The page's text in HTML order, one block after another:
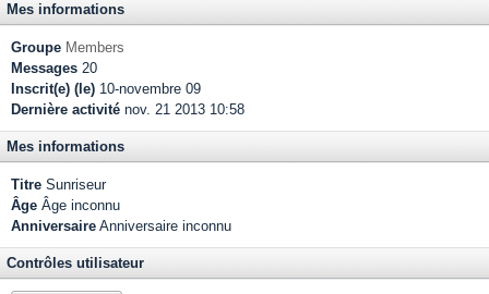
Mes informations
Groupe Members
Messages 20
Inscrit(e) (le) 10-novembre 09
Dernière activité nov. 21 2013 10:58
Mes informations
Titre Sunriseur
Âge Âge inconnu
Anniversaire Anniversaire inconnu
Contrôles utilisateur